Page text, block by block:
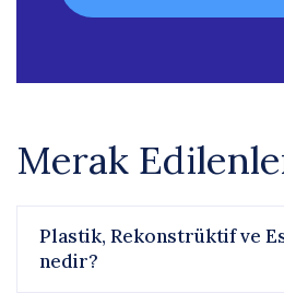
Merak
Plastik, Rekonstrüktif ve
nedir?